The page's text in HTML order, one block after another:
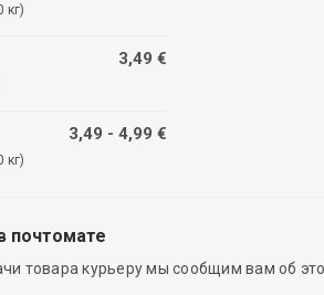
кг)
3,49 €
кг)
3,49 - 4,99 €
почтомате
товара курьеру мы сообщим вам об